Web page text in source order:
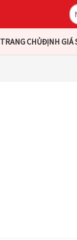
TRANG CHỦĐỊNH GIÁ